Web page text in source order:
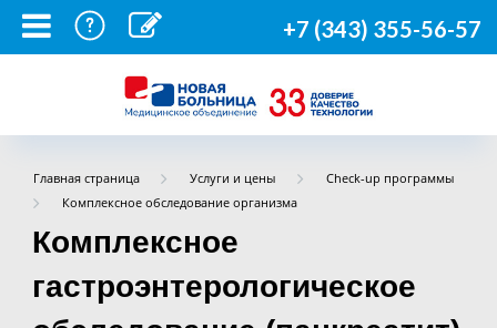
+7 (343) 355-56-57
Главная страница Услуги и цены
Check-up программы
Комплексное обследование организма
Комплексное
гастроэнтерологическое